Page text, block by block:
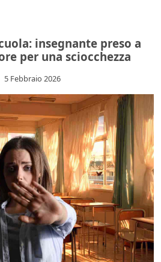
insegnante preso a
per una sciocchezza
5 Febbraio 2026